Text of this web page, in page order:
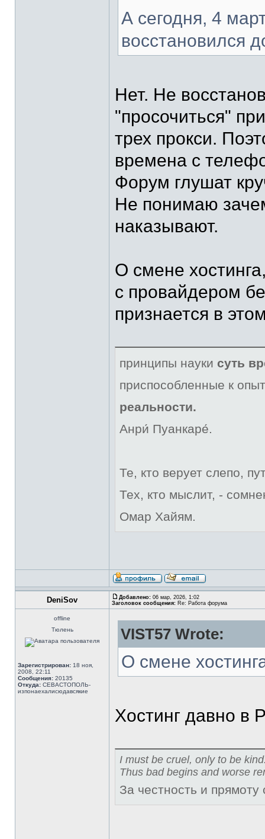
А сегодня, 4
восстановился
Нет. Не
"просочиться"
трех прокси.
времена с
Форум глушат
Не понимаю
наказывают.
О смене
с провайдером
признается в
принципы науки суть
приспособленные к
реальности.
Анри́ Пуанкаре́.
Те, кто верует слепо,
Тех, кто мыслит, -
Омар Хайям.
DeniSov Добавлено: 06 мар, 2026, 1:02
Заголовок сообщения: Re: Работа форума
offline
Тюлень
Зарегистрирован: 18 ноя,
2008, 22:11
Сообщения: 20135
Откуда: СЕВАСТОПОЛЬ-
изпонаехалисюдавсякие
VIST57 Wrote:
О смене
Хостинг давно в
I must be cruel, only to be
Thus bad begins and worse
За честность и